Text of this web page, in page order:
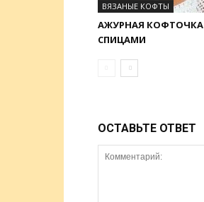
ВЯЗАНЫЕ КОФТЫ
АЖУРНАЯ КОФТОЧКА
СПИЦАМИ
ОСТАВЬТЕ ОТВЕТ